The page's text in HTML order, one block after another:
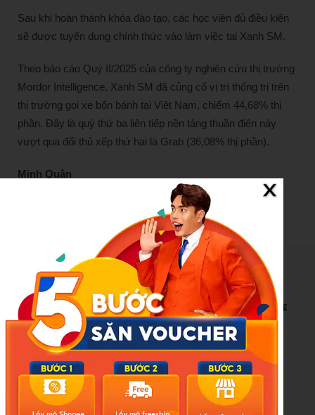
Sau khi hoàn thành khóa đào tạo, các học viên đủ điều kiện
sẽ được tuyển dụng chính thức vào làm việc tại Xanh SM.
Theo báo cáo Quý II/2025 của công ty nghiên cứu thị trường
Mordor Intelligence, Xanh SM đã củng cố vị trí thống trị trên
thị trường gọi xe bốn bánh tại Việt Nam, chiếm 44,68% thị
phần. Đây là quý thứ ba liên tiếp nền tảng thuần điện này
vượt qua đối thủ xếp thứ hai là Grab (36,08% thị phần).
Minh Quân
New Posts
Bão số 3 hình thành trên Biển Đông: Vì sao không ảnh hưởng
đất liền vẫn cần cảnh giác cao độ?
Cảnh báo thủ đoạn lừa đảo kết hôn: Khi sính lễ trở thành ‘cái
bẫy’ tinh vi